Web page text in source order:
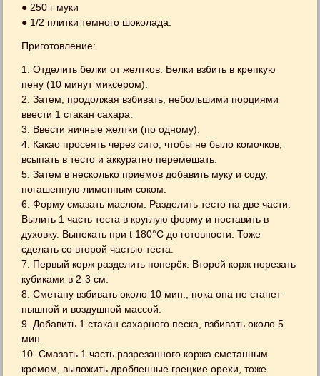
● 250 г муки
● 1/2 плитки темного шоколада.
Приготовление:
1. Отделить белки от желтков. Белки взбить в крепкую
пену (10 минут миксером).
2. Затем, продолжая взбивать, небольшими порциями
ввести 1 стакан сахара.
3. Ввести яичные желтки (по одному).
4. Какао просеять через сито, чтобы не было комочков,
всыпать в тесто и аккуратно перемешать.
5. Затем в несколько приемов добавить муку и соду,
погашенную лимонным соком.
6. Форму смазать маслом. Разделить тесто на две части.
Вылить 1 часть теста в круглую форму и поставить в
духовку. Выпекать при t 180°C до готовности. Тоже
сделать со второй частью теста.
7. Первый корж разделить поперёк. Второй корж порезать
кубиками в 2-3 см.
8. Сметану взбивать около 10 мин., пока она не станет
пышной и воздушной массой.
9. Добавить 1 стакан сахарного песка, взбивать около 5
мин.
10. Смазать 1 часть разрезанного коржа сметанным
кремом, выложить дробленные грецкие орехи, тоже